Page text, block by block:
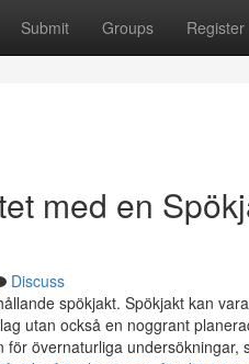
Submit Groups Register
med en
Discuss
spökjakt. Spökjakt kan
utan också en noggrant
övernaturliga undersökningar,